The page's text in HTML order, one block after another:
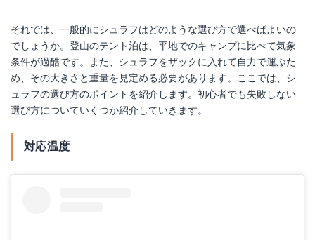
それでは、一般的にシュラフはどのような選び方で選べばよいの
でしょうか。登山のテント泊は、平地でのキャンプに比べて気象
条件が過酷です。また、シュラフをザックに入れて自力で運ぶた
め、その大きさと重量を見定める必要があります。ここでは、シ
ュラフの選び方のポイントを紹介します。初心者でも失敗しない
選び方についていくつか紹介していきます。
対応温度